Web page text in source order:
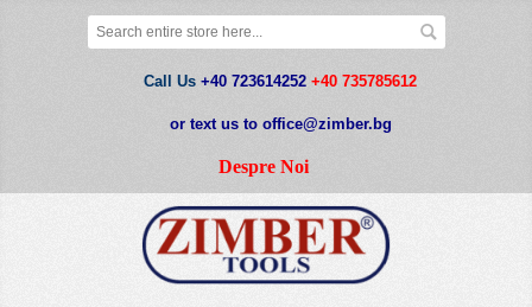
Call Us +40 723614252 +40 735785612
or text us to office@zimber.bg
Despre Noi